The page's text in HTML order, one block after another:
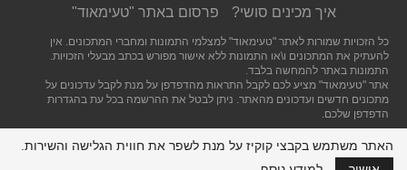
איך מכינים סושי?
פרסום באתר "טעימאוד"
כל הזכויות שמורות לאתר "טעימאוד" למצלמי התמונות ומחברי המתכונים. אין
להעתיק את המתכונים ו\או התמונות ללא אישור מפורש בכתב מבעלי הזכויות.
התמונות באתר להמחשה בלבד.
אתר "טעימאוד" מציע לכם לקבל התראות מהדפדפן על מנת לקבל עדכונים על
מתכונים חדשים ועדכונים מהאתר. ניתן לבטל את ההרשמה בכל עת בהגדרות
הדפדפן שלכם.
האתר משתמש בקבצי קוקיז על מנת לשפר את חווית הגלישה והשירות.